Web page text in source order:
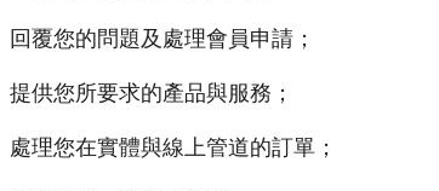
回覆您的問題及處理會員申請；
提供您所要求的產品與服務；
處理您在實體與線上管道的訂單；